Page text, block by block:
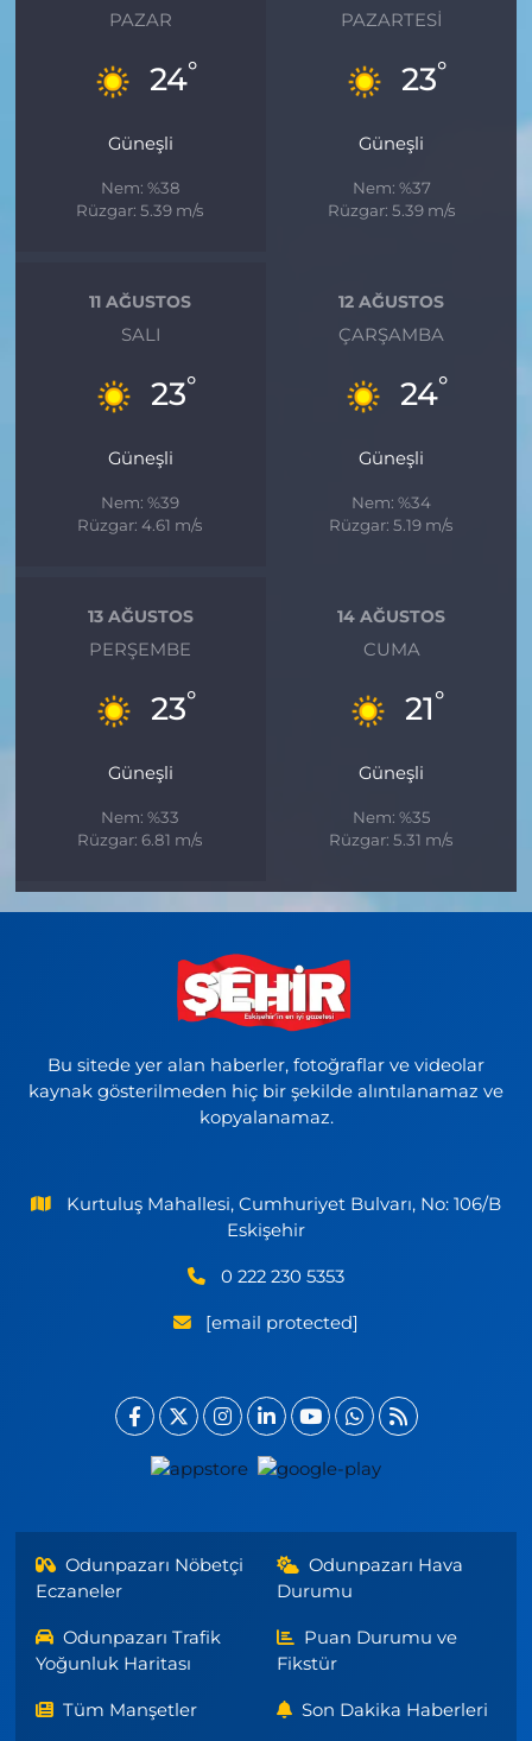
PAZAR
24°
Güneşli
Nem: %38
Rüzgar: 5.39 m/s
PAZARTESI
23°
Güneşli
Nem: %37
Rüzgar: 5.39 m/s
11 AĞUSTOS
SALI
23°
Güneşli
Nem: %39
Rüzgar: 4.61 m/s
12 AĞUSTOS
ÇARŞAMBA
24°
Güneşli
Nem: %34
Rüzgar: 5.19 m/s
13 AĞUSTOS
PERŞEMBE
23°
Güneşli
Nem: %33
Rüzgar: 6.81 m/s
14 AĞUSTOS
CUMA
21°
Güneşli
Nem: %35
Rüzgar: 5.31 m/s
Bu sitede yer alan haberler, fotoğraflar ve videolar
kaynak gösterilmeden hiç bir şekilde alıntılanamaz ve
kopyalanamaz.
Kurtuluş Mahallesi, Cumhuriyet Bulvarı, No: 106/B
Eskişehir
0 222 230 5353
[email protected]
Odunpazarı Nöbetçi
Eczaneler
Odunpazarı Hava
Durumu
Odunpazarı Trafik
Yoğunluk Haritası
Puan Durumu ve
Fikstür
Tüm Manşetler Son Dakika Haberleri